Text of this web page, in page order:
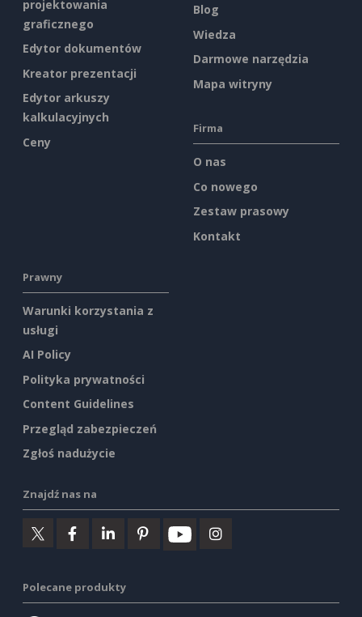
projektowania
graficznego
Edytor dokumentów
Kreator prezentacji
Edytor arkuszy
kalkulacyjnych
Ceny
Blog
Wiedza
Darmowe narzędzia
Mapa witryny
Firma
O nas
Co nowego
Zestaw prasowy
Kontakt
Prawny
Warunki korzystania z
usługi
AI Policy
Polityka prywatności
Content Guidelines
Przegląd zabezpieczeń
Zgłoś nadużycie
Znajdź nas na
Polecane produkty